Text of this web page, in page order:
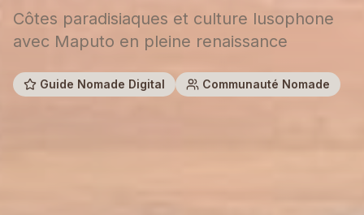
Côtes paradisiaques et culture lusophone
avec Maputo en pleine renaissance
Guide Nomade Digital Communauté Nomade